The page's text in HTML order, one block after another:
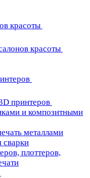
красоты
красоты
принтеров
и композитными
металлами
сварки
плоттеров,